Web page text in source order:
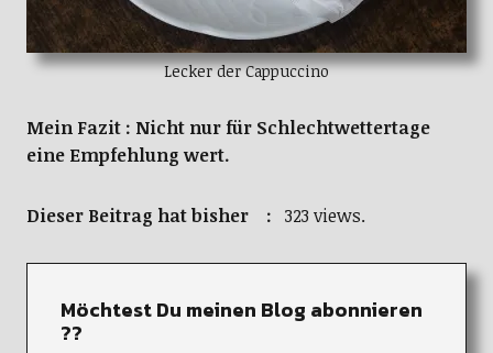
Lecker der Cappuccino
Mein Fazit : Nicht nur für Schlechtwettertage
eine Empfehlung wert.
Dieser Beitrag hat bisher : 323 views.
Möchtest Du meinen Blog abonnieren
??